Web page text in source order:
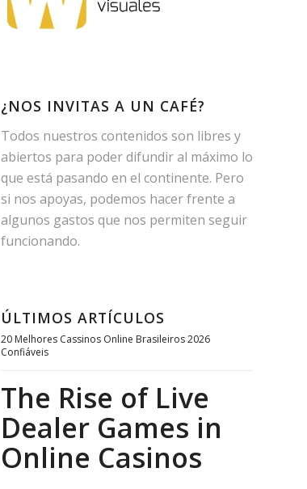
¿NOS INVITAS A UN CAFÉ?
Todos nuestros contenidos son libres y
abiertos para poder difundir al máximo lo
que está pasando en el continente. Pero
si nos apoyas, podemos hacer frente a
algunos gastos que nos permiten seguir
funcionando.
ÚLTIMOS ARTÍCULOS
20 Melhores Cassinos Online Brasileiros 2026
Confiáveis
The Rise of Live
Dealer Games in
Online Casinos